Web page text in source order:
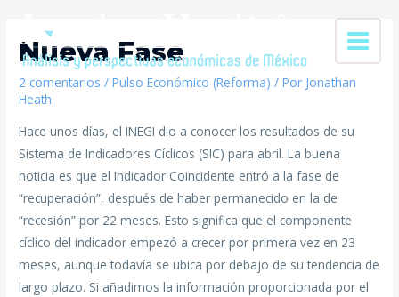
Nueva Fase
2 comentarios /Pulso Económico (Reforma) / Por Jonathan
Heath
Hace unos días, el INEGI dio a conocer los resultados de su
Sistema de Indicadores Cíclicos (SIC) para abril. La buena
noticia es que el Indicador Coincidente entró a la fase de
“recuperación”, después de haber permanecido en la de
“recesión” por 22 meses. Esto significa que el componente
cíclico del indicador empezó a crecer por primera vez en 23
meses, aunque todavía se ubica por debajo de su tendencia de
largo plazo. Si añadimos la información proporcionada por el